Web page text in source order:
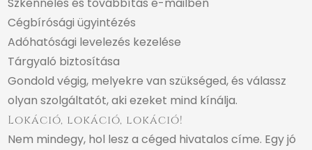
Szkennelés és továbbítás e-mailben
Cégbírósági ügyintézés
Adóhatósági levelezés kezelése
Tárgyaló biztosítása
Gondold végig, melyekre van szükséged, és válassz
olyan szolgáltatót, aki ezeket mind kínálja.
Lokáció, lokáció, lokáció!
Nem mindegy, hol lesz a céged hivatalos címe. Egy jó